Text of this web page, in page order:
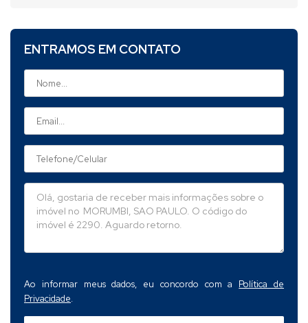
ENTRAMOS EM CONTATO
Ao informar meus dados, eu concordo com a Política de
Privacidade.